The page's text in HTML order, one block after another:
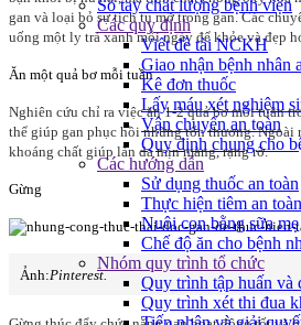
Sổ tay chất lượng bệnh viện
Các quy định
Viết đề tài NCKH
Giao nhận bệnh nhân
Kê đơn thuốc
Lấy máu xét nghiệm
Vận chuyển an toàn
Quy định chung cho
Các hướng dẫn
Sử dụng thuốc an toàn
Thực hiện tiêm an toàn
Nuôi con bằng sữa mẹ
Chế độ ăn cho bệnh
Nhóm quy trình tổ chức
Quy trình tập huấn và
Quy trình xét thi đua
gan và loại bỏ sự tích tụ mỡ trong gan. Các
uống một ly trà xanh mỗi ngày để khỏe và đẹp
Ăn một quả bơ mỗi tuần
Nghiên cứu chỉ ra việc ăn 1-2 quả bơ mỗi tuần
thể giúp gan phục hồi những tổn thương.
khoáng chất giúp làn da mịn màng, rạng rỡ.
Gừng
Ảnh:Pinterest.